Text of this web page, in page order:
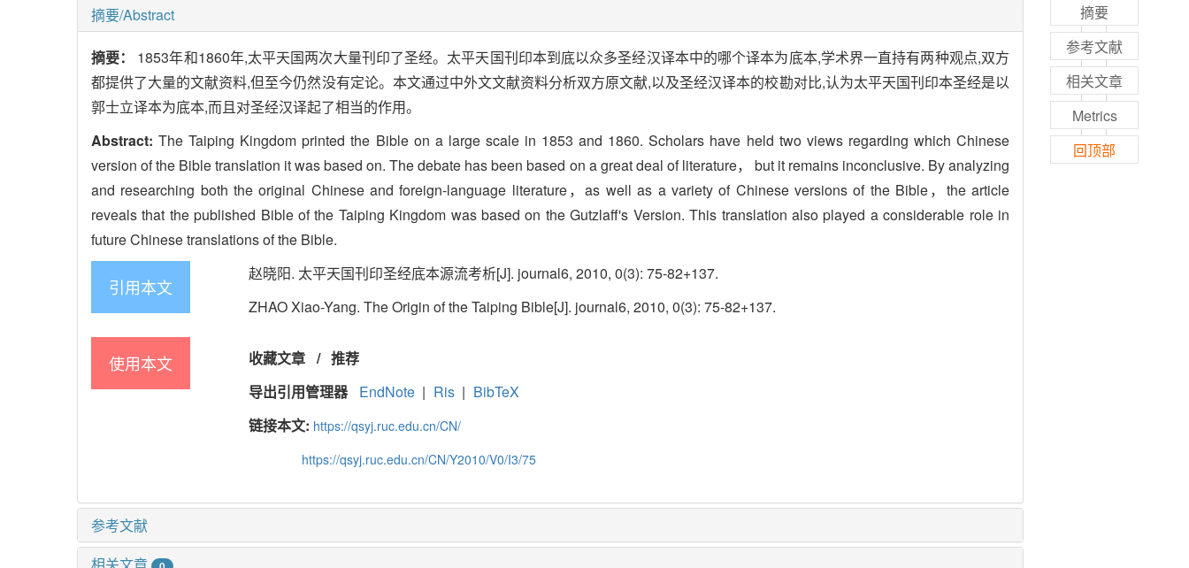
摘要/Abstract
摘要： 1853年和1860年,太平天国两次大量刊印了圣经。太平天国刊印本到底以众多圣经汉译本中的哪个译本为底本,学术界一直持有两种观点,双方
都提供了大量的文献资料,但至今仍然没有定论。本文通过中外文文献资料分析双方原文献,以及圣经汉译本的校勘对比,认为太平天国刊印本圣经是以
郭士立译本为底本,而且对圣经汉译起了相当的作用。
Abstract:The Taiping Kingdom printed the Bible on a large scale in 1853 and 1860. Scholars have held two views regarding which Chinese
version of the Bible translation it was based on. The debate has been based on a great deal of literature， but it remains inconclusive. By analyzing
and researching both the original Chinese and foreign-language literature，as well as a variety of Chinese versions of the Bible，the article
reveals that the published Bible of the Taiping Kingdom was based on the Gutzlaff's Version. This translation also played a considerable role in
future Chinese translations of the Bible.
引用本文
赵晓阳. 太平天国刊印圣经底本源流考析[J]. journal6, 2010, 0(3): 75-82+137.
ZHAO Xiao-Yang. The Origin of the Taiping Bible[J]. journal6, 2010, 0(3): 75-82+137.
使用本文 收藏文章 / 推荐
导出引用管理器
EndNote | Ris | BibTeX
链接本文: https://qsyj.ruc.edu.cn/CN/
https://qsyj.ruc.edu.cn/CN/Y2010/V0/I3/75
参考文献
相关文章
摘要
参考文献
相关文章
Metrics
回顶部